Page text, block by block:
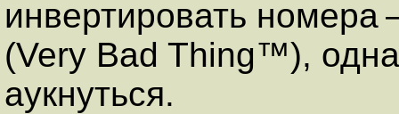
инвертировать номера
(Very Bad Thing™),
аукнуться.